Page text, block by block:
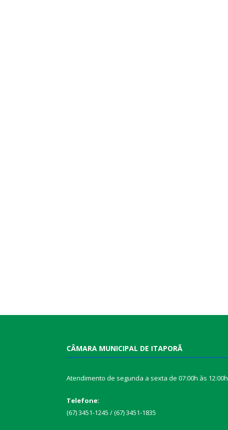
CÂMARA MUNICIPAL DE ITAPORÃ
Atendimento de segunda a sexta de 07:00h às 12:00h
Telefone:
(67) 3451-1245 / (67) 3451-1835